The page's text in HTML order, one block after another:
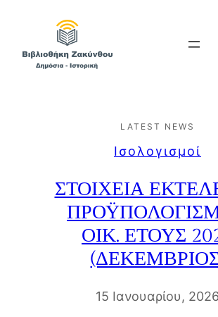
περιεχόμενο
LATEST NEWS
Iσολογισμοί
ΣΤΟΙΧΕΙΑ
ΟΙΚ. ΕΤΟΥΣ
15 Ιανουαρίου, 2026